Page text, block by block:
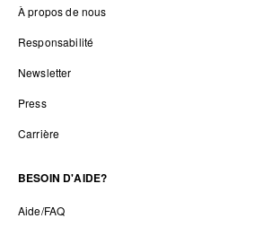
À propos de nous
Responsabilité
Newsletter
Press
Carrière
BESOIN D'AIDE?
Aide/FAQ